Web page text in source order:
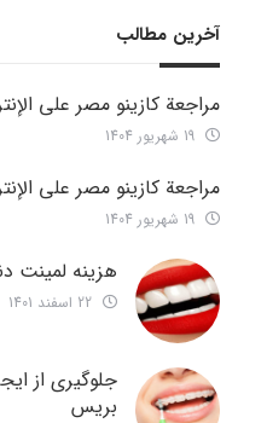
آخرین مطالب
مراجعة كازينو مصر على
مراجعة كازينو مصر على
هزینه لمینت
جلوگیری از
بریس